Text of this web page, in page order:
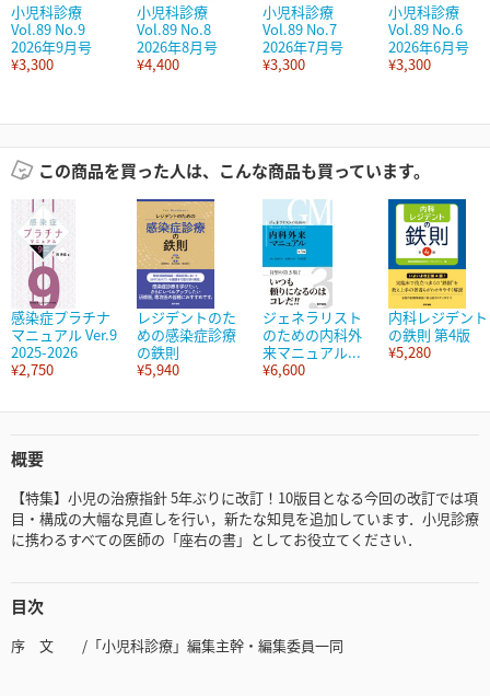
小児科診療
Vol.89 No.9
2026年9月号
¥3,300
小児科診療
Vol.89 No.8
2026年8月号
¥4,400
小児科診療
Vol.89 No.7
2026年7月号
¥3,300
小児科診療
Vol.89 No.6
2026年6月号
¥3,300
この商品を買った人は、こんな商品も買っています。
感染症プラチナ
マニュアル Ver.9
2025-2026
¥2,750
レジデントのた
めの感染症診療
の鉄則
¥5,940
ジェネラリスト
のための内科外
来マニュアル...
¥6,600
内科レジデント
の鉄則 第4版
¥5,280
概要
【特集】小児の治療指針 5年ぶりに改訂！10版目となる今回の改訂では項
目・構成の大幅な見直しを行い，新たな知見を追加しています．小児診療
に携わるすべての医師の「座右の書」としてお役立てください．
目次
序 文 /「小児科診療」編集主幹・編集委員一同